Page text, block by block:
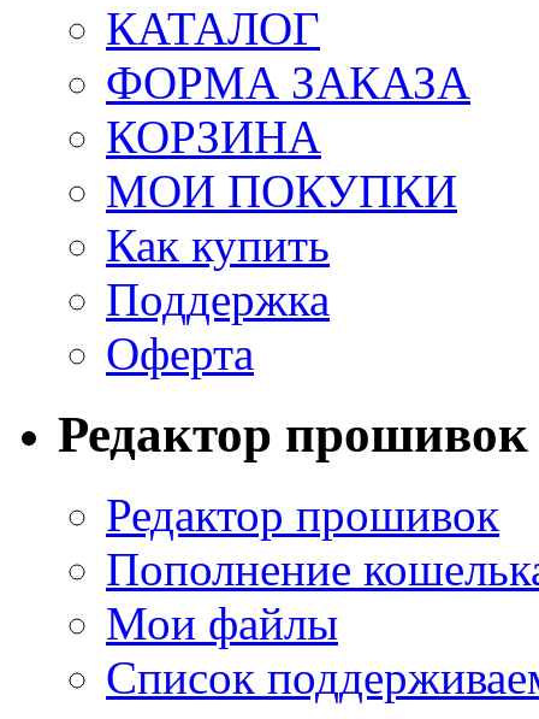
КАТАЛОГ
ФОРМА ЗАКАЗА
КОРЗИНА
МОИ ПОКУПКИ
Как купить
Поддержка
Оферта
Редактор прошивок
Редактор прошивок
Пополнение
Мои файлы
Список